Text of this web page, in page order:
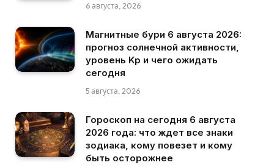
6 августа, 2026
Магнитные бури 6 августа 2026:
прогноз солнечной активности,
уровень Kp и чего ожидать
сегодня
5 августа, 2026
Гороскоп на сегодня 6 августа
2026 года: что ждет все знаки
зодиака, кому повезет и кому
быть осторожнее